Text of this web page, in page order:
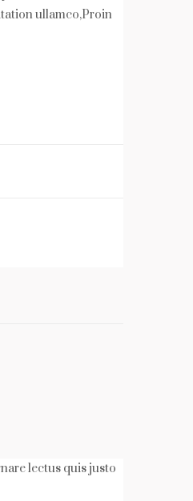
pos
re
ullamco,Proin
lectus quis justo